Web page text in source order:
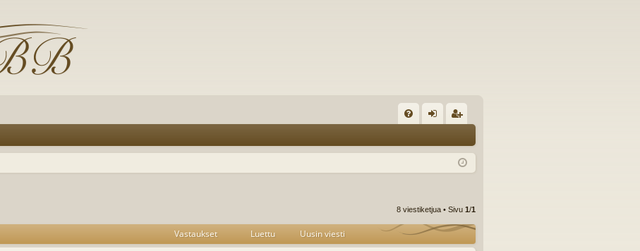
K au ist
8 viestiketjua • Sivu 1/1
Vastaukset Luettu Uusin viesti